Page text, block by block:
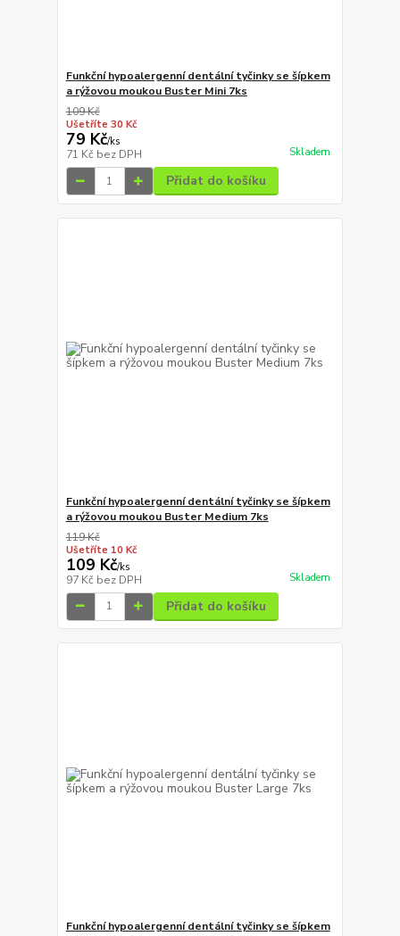
Funkční hypoalergenní dentální tyčinky se šípkem
a rýžovou moukou Buster Mini 7ks
109 Kč
Ušetříte 30 Kč
79 Kč/ks
71 Kč bez DPH Skladem
Přidat do košíku
Funkční hypoalergenní dentální tyčinky se šípkem
a rýžovou moukou Buster Medium 7ks
119 Kč
Ušetříte 10 Kč
109 Kč/ks
97 Kč bez DPH Skladem
Přidat do košíku
Funkční hypoalergenní dentální tyčinky se šípkem